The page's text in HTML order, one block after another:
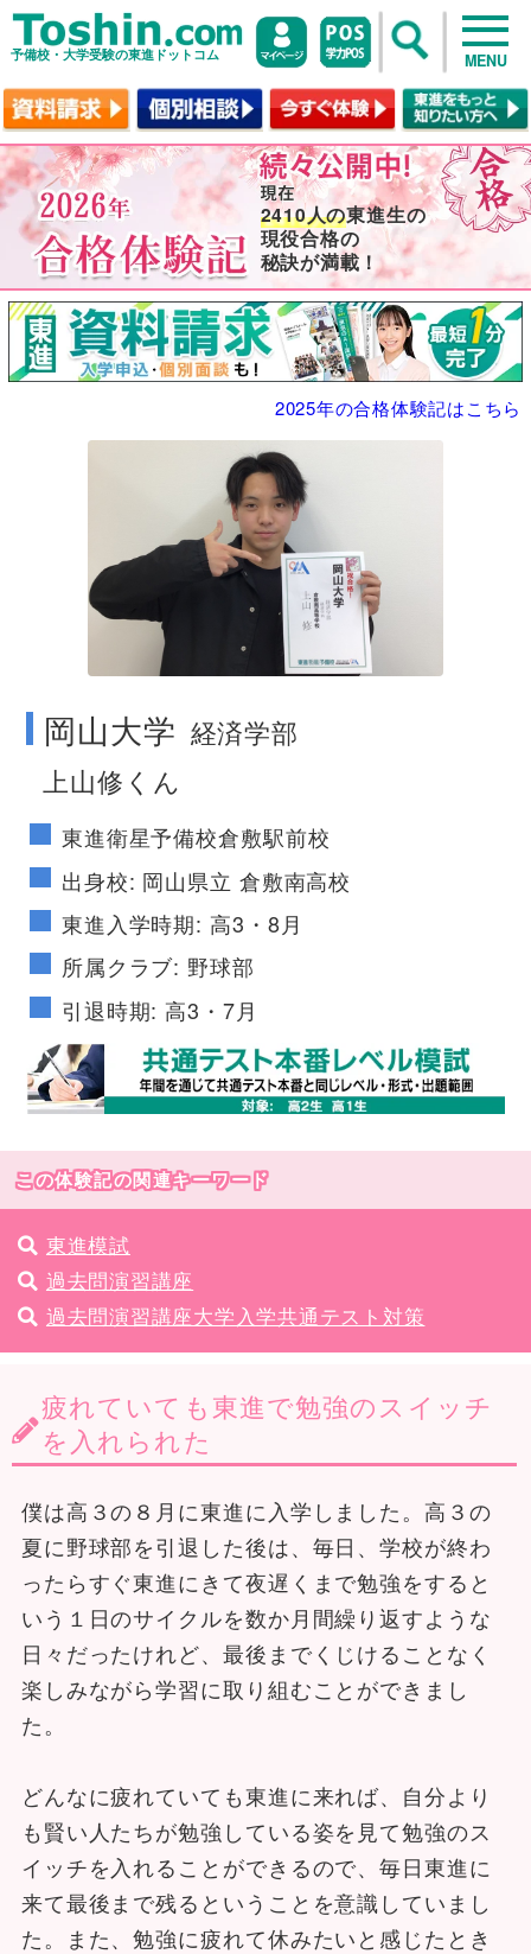
予備校・大学受験の東進ドットコム MENU
2410人の東進生の
現役合格の
秘訣が満載！
2025年の合格体験記はこちら
no image
岡山大学 経済学部
上山修くん
東進衛星予備校倉敷駅前校
出身校: 岡山県立 倉敷南高校
東進入学時期: 高3・8月
所属クラブ: 野球部
引退時期: 高3・7月
この体験記の関連キーワード
東進模試
過去問演習講座
過去問演習講座大学入学共通テスト対策
疲れていても東進で勉強のスイッチ
を入れられた
僕は高３の８月に東進に入学しました。高３の
夏に野球部を引退した後は、毎日、学校が終わ
ったらすぐ東進にきて夜遅くまで勉強をすると
いう１日のサイクルを数か月間繰り返すような
日々だったけれど、最後までくじけることなく
楽しみながら学習に取り組むことができまし
た。
どんなに疲れていても東進に来れば、自分より
も賢い人たちが勉強している姿を見て勉強のス
イッチを入れることができるので、毎日東進に
来て最後まで残るということを意識していまし
た。また、勉強に疲れて休みたいと感じたとき